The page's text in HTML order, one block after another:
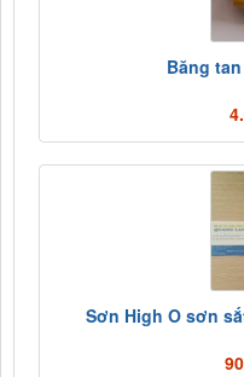
Băng
Sơn High O sơn